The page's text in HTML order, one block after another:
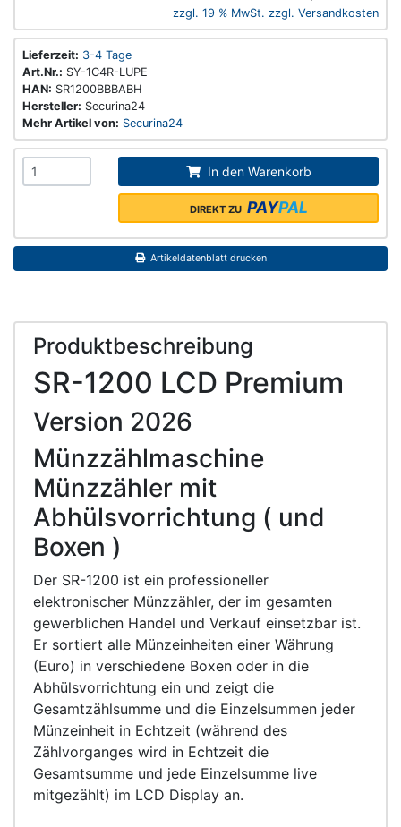
zzgl. 19 % MwSt. zzgl. Versandkosten
Lieferzeit: 3-4 Tage
Art.Nr.: SY-1C4R-LUPE
HAN: SR1200BBBABH
Hersteller: Securina24
Mehr Artikel von: Securina24
In den Warenkorb
DIREKT ZU PAYPAL
Artikeldatenblatt drucken
Produktbeschreibung
SR-1200 LCD Premium
Version 2026
Münzzählmaschine
Münzzähler mit
Abhülsvorrichtung ( und
Boxen )
Der SR-1200 ist ein professioneller
elektronischer Münzzähler, der im gesamten
gewerblichen Handel und Verkauf einsetzbar ist.
Er sortiert alle Münzeinheiten einer Währung
(Euro) in verschiedene Boxen oder in die
Abhülsvorrichtung ein und zeigt die
Gesamtzählsumme und die Einzelsummen jeder
Münzeinheit in Echtzeit (während des
Zählvorganges wird in Echtzeit die
Gesamtsumme und jede Einzelsumme live
mitgezählt) im LCD Display an.